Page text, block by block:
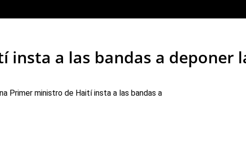
insta a las bandas a deponer
Primer ministro de Haití insta a las bandas a